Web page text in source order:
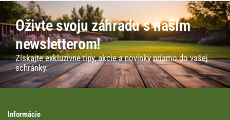
Oživte svoju záhradu s naším
newsletterom!
Získajte exkluzívne tipy, akcie a novinky priamo do vašej
schránky.
Informácie